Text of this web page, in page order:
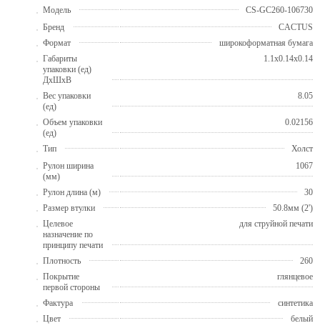
Модель
CS-GC260-106730
Бренд
CACTUS
Формат
широкоформатная бумага
Габариты
упаковки (ед)
ДхШхВ
1.1x0.14x0.14
Вес упаковки
(ед)
8.05
Объем упаковки
(ед)
0.02156
Тип
Холст
Рулон ширина
(мм)
1067
Рулон длина (м)
30
Размер втулки
50.8мм (2')
Целевое
назначение по
принципу печати
для струйной печати
Плотность
260
Покрытие
первой стороны
глянцевое
Фактура
синтетика
Цвет
белый